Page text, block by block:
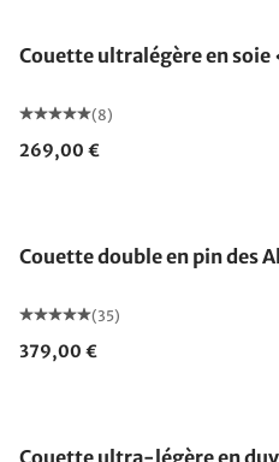
Couette ultralégère en
(8)
269,00 €
Couette double en pin des
(35)
379,00 €
Couette ultra-légère en